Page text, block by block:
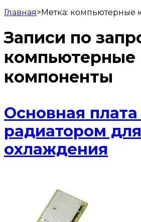
Главная>Метка: компьютерные
Записи по
компьютерные
компоненты
Основная плата
радиатором для
охлаждения